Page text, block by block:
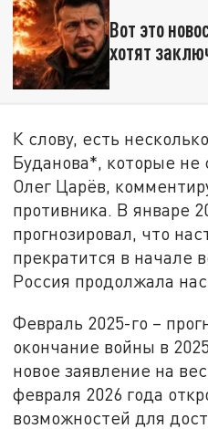
Вот это
хотят
К слову, есть
Буданова*, которые
Олег Царёв,
противника. В январе
прогнозировал, что
прекратится в начале
Россия продолжала
Февраль 2025-го –
окончание войны в
новое заявление на
февраля 2026 года
возможностей для